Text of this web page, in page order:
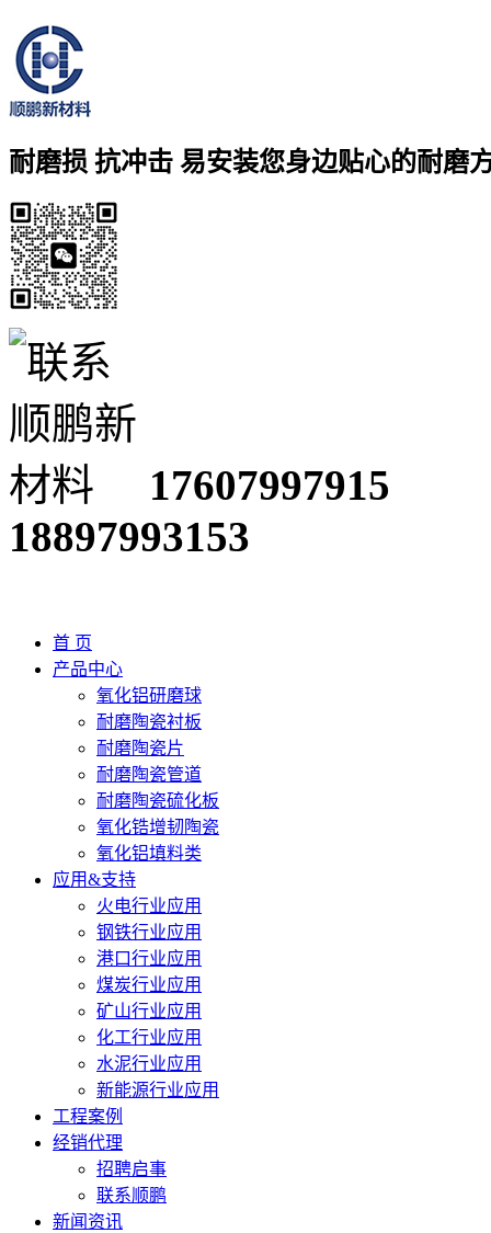
耐磨损 抗冲击 易安装您身边贴心的耐磨
17607997915
18897993153
首 页
产品中心
氧化铝研磨球
耐磨陶瓷衬板
耐磨陶瓷片
耐磨陶瓷管道
耐磨陶瓷硫化板
氧化锆增韧陶瓷
氧化铝填料类
应用&支持
火电行业应用
钢铁行业应用
港口行业应用
煤炭行业应用
矿山行业应用
化工行业应用
水泥行业应用
新能源行业应用
工程案例
经销代理
招聘启事
联系顺鹏
新闻资讯